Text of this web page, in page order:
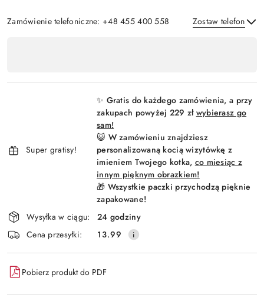
Zamówienie telefoniczne: +48 455 400 558 Zostaw telefon
płatność
Super gratisy!
✨ Gratis do każdego zamówienia, a przy
zakupach powyżej 229 zł wybierasz go
sam!
😺 W zamówieniu znajdziesz
personalizowaną kocią wizytówkę z
imieniem Twojego kotka, co miesiąc z
innym pięknym obrazkiem!
🎁 Wszystkie paczki przychodzą pięknie
zapakowane!
Wysyłka w ciągu:
24 godziny
Cena przesyłki:
13.99
Pobierz produkt do PDF